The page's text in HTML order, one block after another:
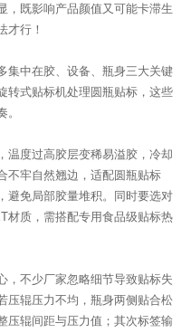
，既影响产品颜值又可能卡滞生
才行！
集中在胶、设备、瓶身三大关键
转式贴标机处理圆瓶贴标，这些
温度过高胶层变稀易溢胶，冷却
不牢自然翘边，适配圆瓶贴标
避免局部胶量堆积。同时要选对
材质，需搭配专用食品级贴标热
，不少厂家忽略细节导致贴标失
压辊压力不均，瓶身两侧贴合松
压辊间距与压力值；其次标签输